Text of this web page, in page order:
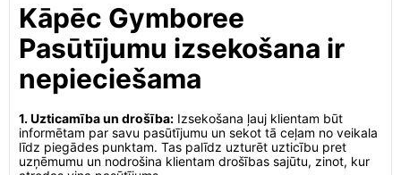
Kāpēc Gymboree
Pasūtījumu izsekošana ir
nepieciešama
1. Uzticamība un drošība: Izsekošana ļauj klientam būt
informētam par savu pasūtījumu un sekot tā ceļam no veikala
līdz piegādes punktam. Tas palīdz uzturēt uzticību pret
uzņēmumu un nodrošina klientam drošības sajūtu, zinot, kur